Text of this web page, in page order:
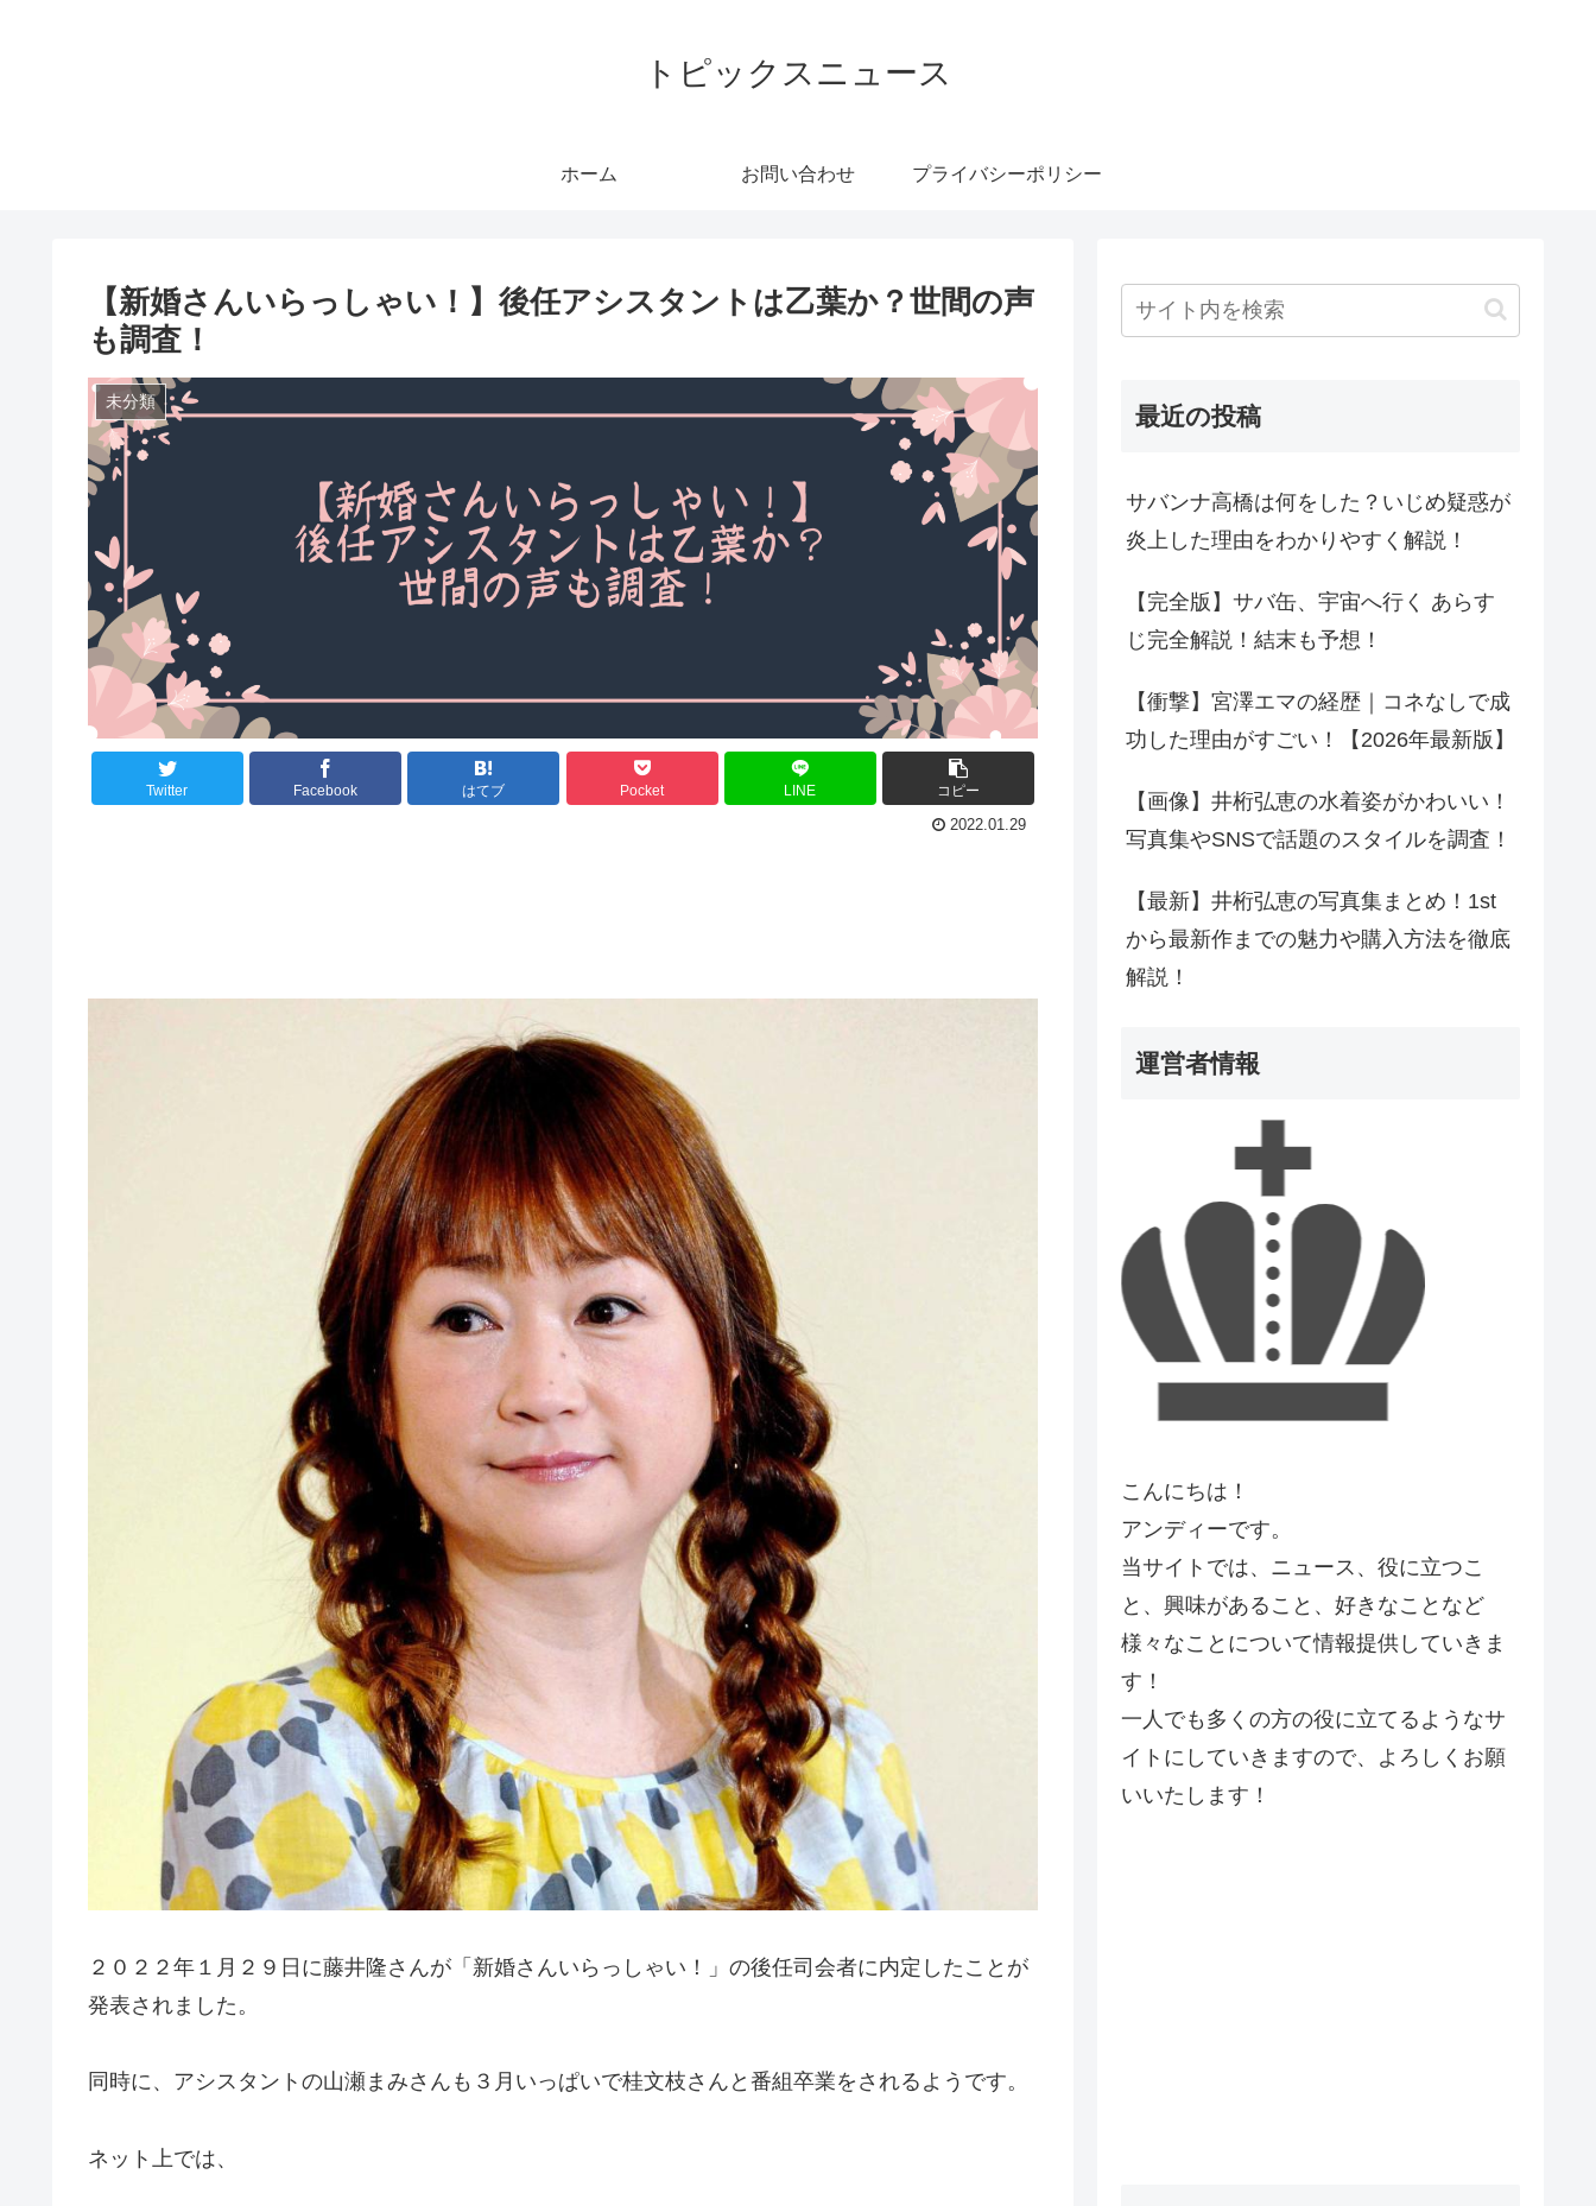
トピックスニュース
ホーム お問い合わせ プライバシーポリシー
【新婚さんいらっしゃい！】後任アシスタントは乙葉か？世間の声
も調査！
未分類
Twitter Facebook はてブ Pocket LINE コピー
2022.01.29
２０２２年１月２９日に藤井隆さんが「新婚さんいらっしゃい！」の後任司会者に内定したことが
発表されました。
同時に、アシスタントの山瀬まみさんも３月いっぱいで桂文枝さんと番組卒業をされるようです。
ネット上では、
最近の投稿
サバンナ高橋は何をした？いじめ疑惑が
炎上した理由をわかりやすく解説！
【完全版】サバ缶、宇宙へ行く あらす
じ完全解説！結末も予想！
【衝撃】宮澤エマの経歴｜コネなしで成
功した理由がすごい！【2026年最新版】
【画像】井桁弘恵の水着姿がかわいい！
写真集やSNSで話題のスタイルを調査！
【最新】井桁弘恵の写真集まとめ！1st
から最新作までの魅力や購入方法を徹底
解説！
運営者情報
こんにちは！
アンディーです。
当サイトでは、ニュース、役に立つこ
と、興味があること、好きなことなど
様々なことについて情報提供していきま
す！
一人でも多くの方の役に立てるようなサ
イトにしていきますので、よろしくお願
いいたします！